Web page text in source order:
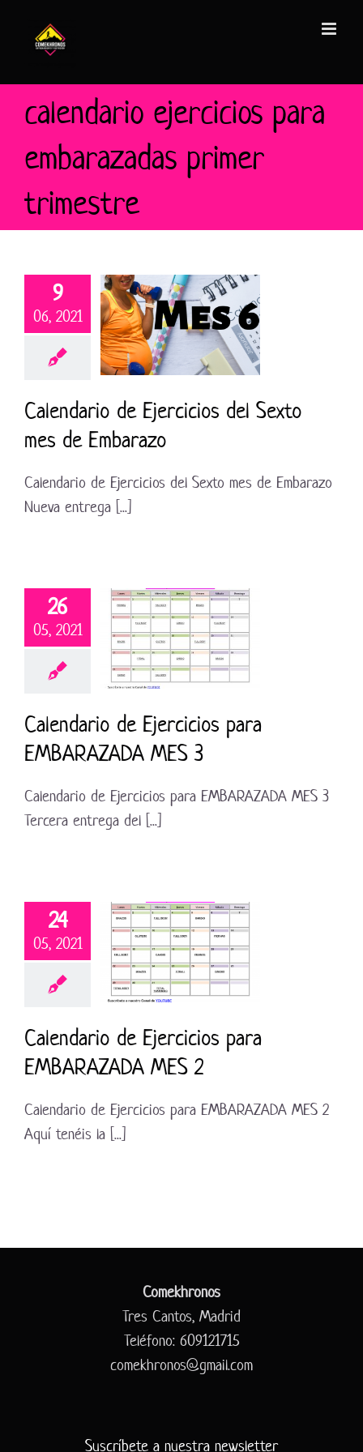
contenido
calendario ejercicios para
embarazadas primer
trimestre
9
06, 2021
Calendario de Ejercicios del Sexto
mes de Embarazo
Calendario de Ejercicios del Sexto mes de Embarazo
Nueva entrega [...]
26
05, 2021
Calendario de Ejercicios para
EMBARAZADA MES 3
Calendario de Ejercicios para EMBARAZADA MES 3
Tercera entrega del [...]
24
05, 2021
Calendario de Ejercicios para
EMBARAZADA MES 2
Calendario de Ejercicios para EMBARAZADA MES 2
Aquí tenéis la [...]
Comekhronos
Tres Cantos, Madrid
Teléfono: 609121715
comekhronos@gmail.com
Suscríbete a nuestra newsletter